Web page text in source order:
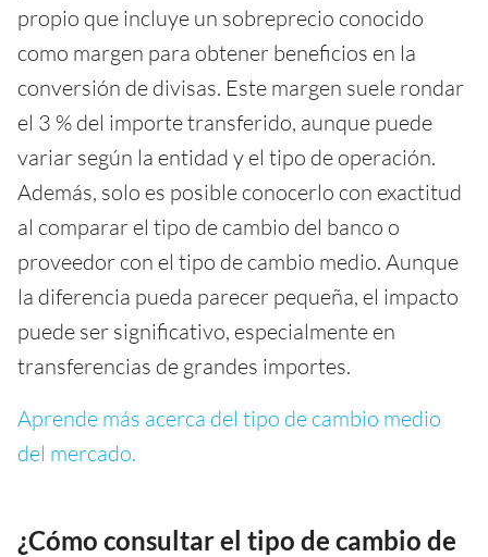
propio que incluye un sobreprecio conocido
como margen para obtener beneficios en la
conversión de divisas. Este margen suele rondar
el 3 % del importe transferido, aunque puede
variar según la entidad y el tipo de operación.
Además, solo es posible conocerlo con exactitud
al comparar el tipo de cambio del banco o
proveedor con el tipo de cambio medio. Aunque
la diferencia pueda parecer pequeña, el impacto
puede ser significativo, especialmente en
transferencias de grandes importes.
Aprende más acerca del tipo de cambio medio
del mercado.
¿Cómo consultar el tipo de cambio de